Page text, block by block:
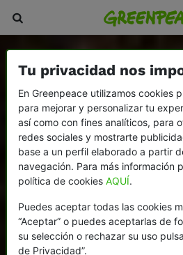
Tu privacidad nos
En Greenpeace utilizamos cookies
para mejorar y personalizar tu
así como con fines analíticos, para
redes sociales y mostrarte
base a un perfil elaborado a partir
navegación. Para más información
política de cookies AQUÍ.
Puedes aceptar todas las cookies
“Aceptar” o puedes aceptarlas de
su selección o rechazar su uso
de Privacidad”.